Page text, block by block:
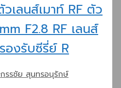
เลนส์เมาท์ RF ตัว
F2.8 RF เลนส์
องรับซีรี่ย์ R
กรรชัย สุนทรอนุรักษ์